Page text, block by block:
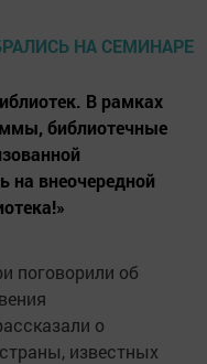
В рамках
библиотечные
на внеочередной
поговорили об
о
известных